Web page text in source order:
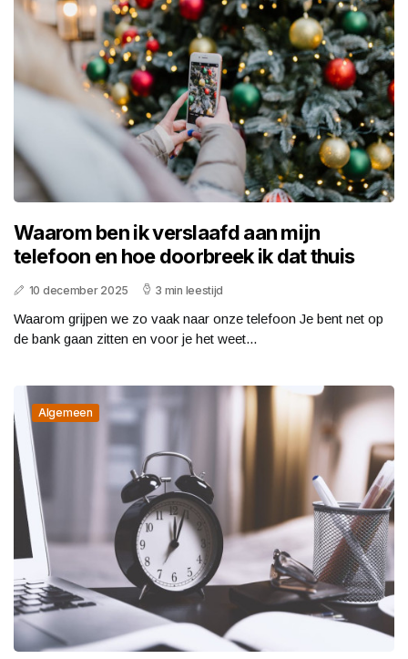
Waarom ben ik verslaafd aan mijn
telefoon en hoe doorbreek ik dat thuis
10 december 2025 3 min leestijd
Waarom grijpen we zo vaak naar onze telefoon Je bent net op
de bank gaan zitten en voor je het weet...
Algemeen